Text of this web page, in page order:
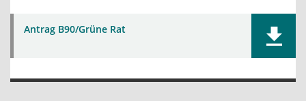
Antrag B90/Grüne Rat